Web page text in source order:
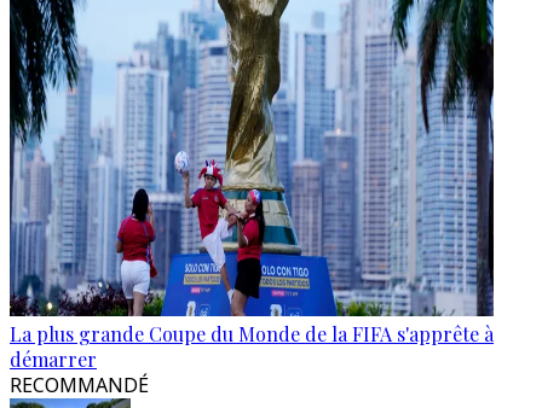
La plus grande Coupe du Monde de la FIFA s'apprête à
démarrer
RECOMMANDÉ